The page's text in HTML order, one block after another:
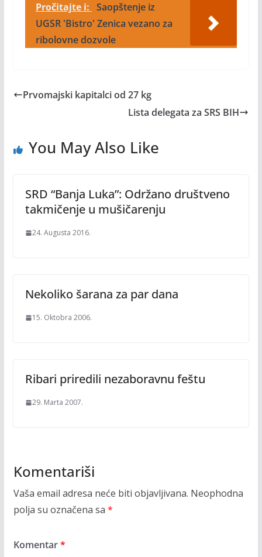
Pročitajte i: Saopštenje iz
UGSR 'Bistro' Zenica vezano za
ribolovne dozvole
Prvomajski kapitalci od 27 kg
Lista delegata za SRS BIH
You May Also Like
SRD “Banja Luka”: Održano društveno
takmičenje u mušičarenju
24. Augusta 2016.
Nekoliko šarana za par dana
15. Oktobra 2006.
Ribari priredili nezaboravnu feštu
29. Marta 2007.
Komentariši
Vaša email adresa neće biti objavljivana. Neophodna
polja su označena sa *
Komentar*